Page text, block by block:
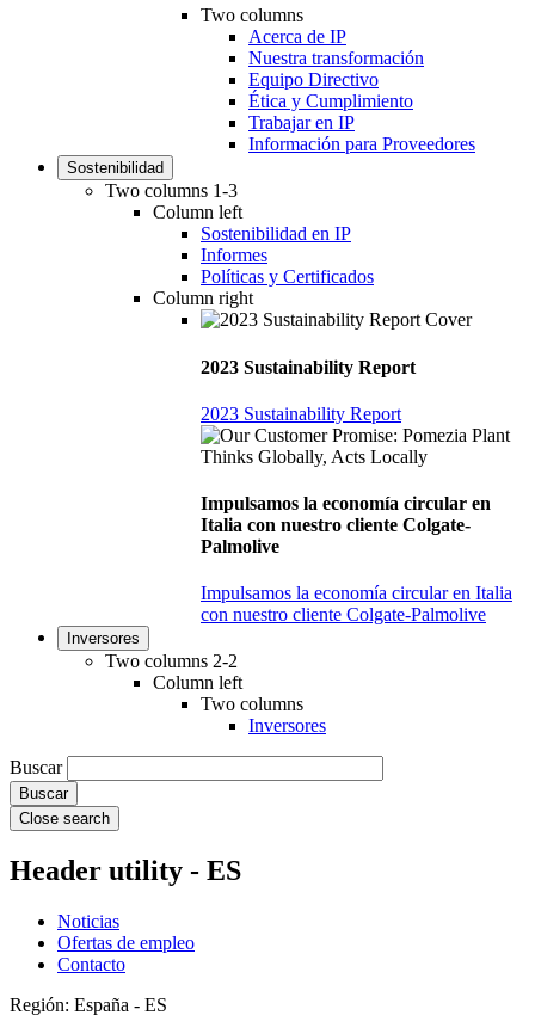
Two columns
Acerca de IP
Nuestra transformación
Equipo Directivo
Ética y Cumplimiento
Trabajar en IP
Información para Proveedores
Sostenibilidad
Two columns 1-3
Column left
Sostenibilidad en IP
Informes
Políticas y Certificados
Column right
2023 Sustainability Report
2023 Sustainability Report
Impulsamos la economía circular en
Italia con nuestro cliente Colgate-
Palmolive
Impulsamos la economía circular en Italia
con nuestro cliente Colgate-Palmolive
Inversores
Two columns 2-2
Column left
Two columns
Inversores
Buscar
Close search
Header utility - ES
Noticias
Ofertas de empleo
Contacto
Región: España - ES